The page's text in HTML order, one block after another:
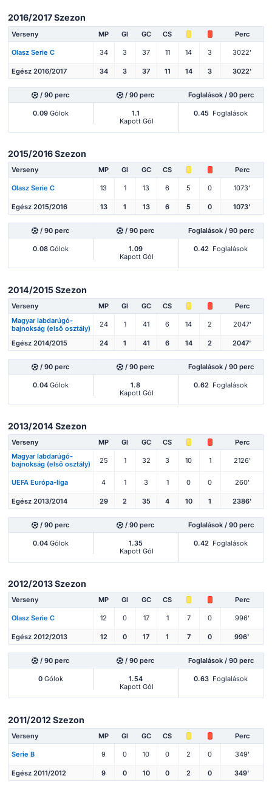
2016/2017 Szezon
Verseny MP Gl GC CS Perc
Olasz Serie C 34 3 37 11 14 3 3022'
Egész 2016/2017 34 3 37 11 14 3 3022'
/ 90 perc / 90 perc Foglalások / 90 perc
0.09Gólok
1.1
Kapott Gól
0.45 Foglalások
2015/2016 Szezon
Verseny MP Gl GC CS Perc
Olasz Serie C 13 1 13 6 5 0 1073'
Egész 2015/2016 13 1 13 6 5 0 1073'
/ 90 perc / 90 perc Foglalások / 90 perc
0.08Gólok
1.09
Kapott Gól
0.42 Foglalások
2014/2015 Szezon
Verseny MP Gl GC CS
Perc
Magyar labdarúgó-
bajnokság (első osztály)
24 1 41 6 14 2 2047'
Egész 2014/2015 24 1 41 6 14 2 2047'
/ 90 perc / 90 perc Foglalások / 90 perc
0.04Gólok
1.8
Kapott Gól
0.62 Foglalások
2013/2014 Szezon
Verseny MP Gl GC CS
Perc
Magyar labdarúgó-
bajnokság (első osztály)
25 1 32 3 10 1 2126'
UEFA Európa-liga 4 1 3 1 0 0 260'
Egész 2013/2014 29 2 35 4 10 1 2386'
/ 90 perc / 90 perc Foglalások / 90 perc
0.04Gólok
1.35
Kapott Gól
0.42 Foglalások
2012/2013 Szezon
Verseny MP Gl GC CS Perc
Olasz Serie C 12 0 17 1 7 0 996'
Egész 2012/2013 12 0 17 1 7 0 996'
/ 90 perc / 90 perc Foglalások / 90 perc
0Gólok
1.54
Kapott Gól
0.63 Foglalások
2011/2012 Szezon
Verseny MP Gl GC CS Perc
Serie B 9 0 10 0 2 0 349'
Egész 2011/2012 9 0 10 0 2 0 349'